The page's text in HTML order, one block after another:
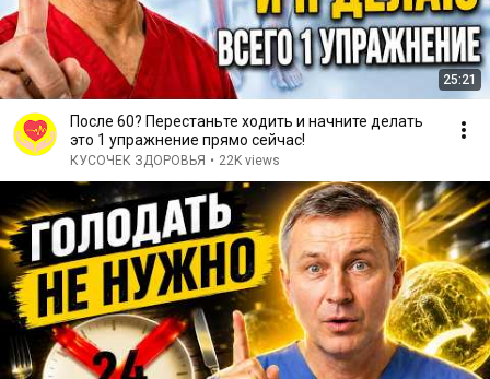
25:21
После 60? Перестаньте ходить и начните делать
это 1 упражнение прямо сейчас!
КУСОЧЕК ЗДОРОВЬЯ • 22K views